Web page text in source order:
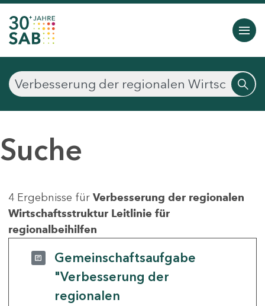
Suche
4 Ergebnisse für Verbesserung der regionalen
Wirtschaftsstruktur Leitlinie für
regionalbeihilfen
Gemeinschaftsaufgabe
"Verbesserung der
regionalen